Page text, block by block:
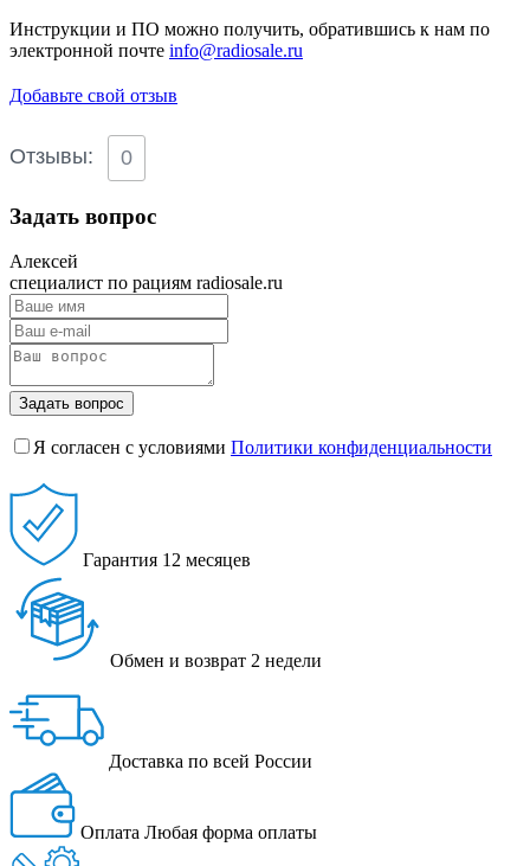
Инструкции и ПО можно получить, обратившись к нам по
электронной почте info@radiosale.ru
Добавьте свой отзыв
Отзывы: 0
Задать вопрос
Алексей
специалист по рациям radiosale.ru
Задать вопрос
Я согласен с условиями Политики конфиденциальности
Гарантия 12 месяцев
Обмен и возврат 2 недели
Доставка по всей России
Оплата Любая форма оплаты